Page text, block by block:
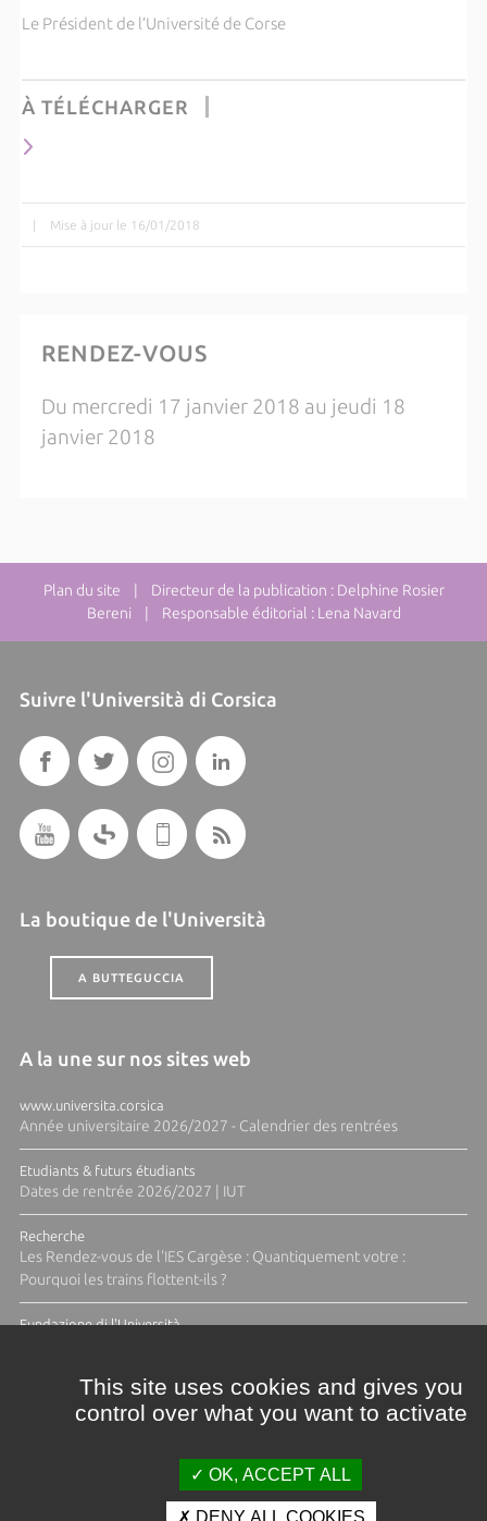
Le Président de l’Université de Corse
À TÉLÉCHARGER
| Mise à jour le 16/01/2018
RENDEZ-VOUS
Du mercredi 17 janvier 2018 au jeudi 18
janvier 2018
Plan du site | Directeur de la publication : Delphine Rosier
Bereni | Responsable éditorial : Lena Navard
Suivre l'Università di Corsica
La boutique de l'Università
A BUTTEGUCCIA
A la une sur nos sites web
www.universita.corsica
Année universitaire 2026/2027 - Calendrier des rentrées
Etudiants & futurs étudiants
Dates de rentrée 2026/2027 | IUT
Recherche
Les Rendez-vous de l'IES Cargèse : Quantiquement votre :
Pourquoi les trains flottent-ils ?
Fundazione di l'Università
This site uses cookies and gives you
control over what you want to activate
OK, ACCEPT ALL
DENY ALL COOKIES